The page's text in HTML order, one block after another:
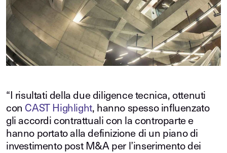
“I risultati della due diligence tecnica, ottenuti
con CAST Highlight, hanno spesso influenzato
gli accordi contrattuali con la controparte e
hanno portato alla definizione di un piano di
investimento post M&A per l’inserimento dei